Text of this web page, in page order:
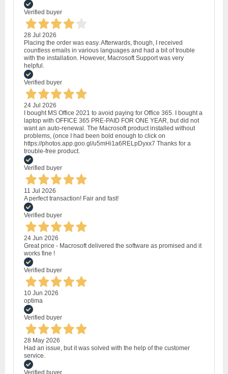
Verified buyer
28 Jul 2026
Placing the order was easy. Afterwards, though, I received
countless emails in various languages and had a bit of trouble
with the installation. However, Macrosoft Support was very
helpful.
Verified buyer
24 Jul 2026
I bought MS Office 2021 to avoid paying for Office 365. I bought a
laptop with OFFICE 365 PRE-PAID FOR ONE YEAR, but did not
want an auto-renewal. The Macrosoft product installed without
problems, (once I had been bold enough to click on
https://photos.app.goo.gl/u5mHi1a6RELpDyxx7 Thanks for a
trouble-free product.
Verified buyer
11 Jul 2026
A perfect transaction! Fair and fast!
Verified buyer
24 Jun 2026
Great price - Macrosoft delivered the software as promised and it
works fine !
Verified buyer
10 Jun 2026
optima
Verified buyer
28 May 2026
Had an issue, but it was solved with the help of the customer
service.
Verified buyer